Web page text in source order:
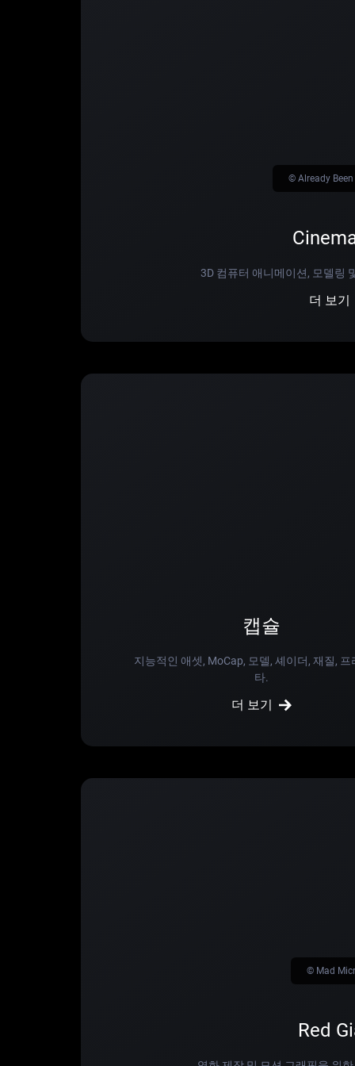
3D 컴퓨터 애니메이션, 모델링
더 보기
© Already Been
캡슐
지능적인 애셋, MoCap, 모델, 셰이더, 재질, 프
타.
더 보기
Red
© Mad